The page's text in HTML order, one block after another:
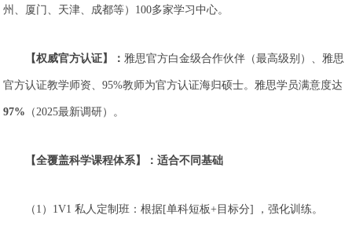
州、厦门、天津、成都等）100多家学习中心。
【权威官方认证】：雅思官方白金级合作伙伴（最高级别）、雅思
官方认证教学师资、95%教师为官方认证海归硕士。雅思学员满意度达
97% （2025最新调研）。
【全覆盖科学课程体系】：适合不同基础
（1）1V1 私人定制班：根据[单科短板+目标分] ，强化训练。